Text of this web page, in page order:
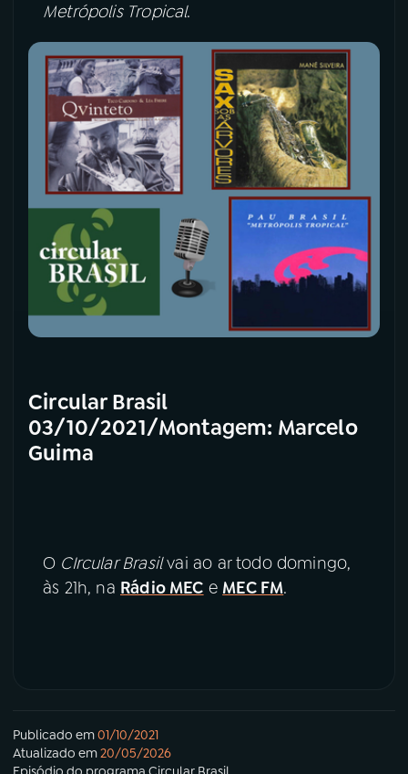
Metrópolis Tropical.
Circular Brasil
03/10/2021/Montagem: Marcelo
Guima
O CIrcular Brasilvai ao ar todo domingo,
às 21h, na Rádio MEC e MEC FM.
Publicado em01/10/2021
Atualizado em20/05/2026